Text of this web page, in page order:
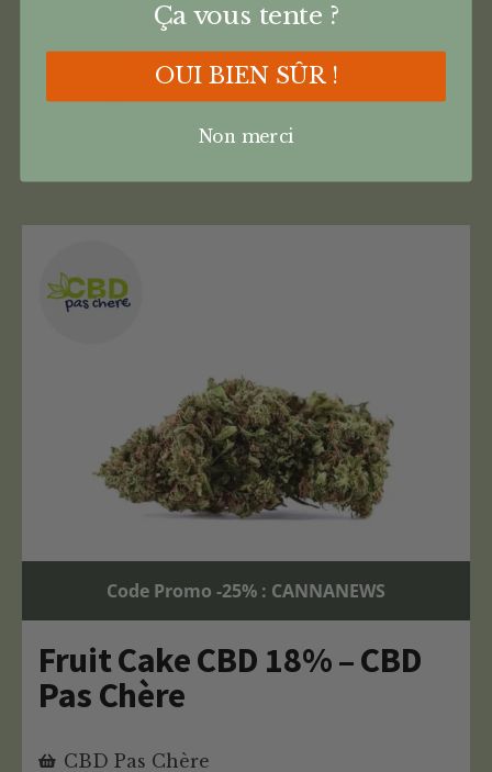
Acheter ce produit CBD
Plus d'infos sur ce produit CBD
Code Promo -25% : CANNANEWS
Fruit Cake CBD 18% – CBD
Pas Chère
CBD Pas Chère
Ça vous tente ?
OUI BIEN SÛR !
Non merci